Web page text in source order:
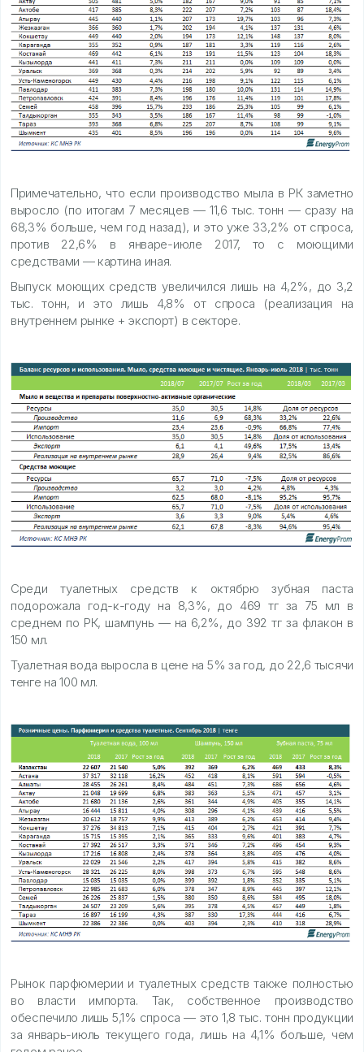
Примечательно, что если производство мыла в РК заметно
выросло (по итогам 7 месяцев — 11,6 тыс. тонн — сразу на
68,3% больше, чем год назад), и это уже 33,2% от спроса,
против 22,6% в январе-июле 2017, то с моющими
средствами — картина иная.
Выпуск моющих средств увеличился лишь на 4,2%, до 3,2
тыс. тонн, и это лишь 4,8% от спроса (реализация на
внутреннем рынке + экспорт) в секторе.
Среди туалетных средств к октябрю зубная паста
подорожала год-к-году на 8,3%, до 469 тг за 75 мл в
среднем по РК, шампунь — на 6,2%, до 392 тг за флакон в
150 мл.
Туалетная вода выросла в цене на 5% за год, до 22,6 тысячи
тенге на 100 мл.
Рынок парфюмерии и туалетных средств также полностью
во власти импорта. Так, собственное производство
обеспечило лишь 5,1% спроса — это 1,8 тыс. тонн продукции
за январь-июль текущего года, лишь на 4,1% больше, чем